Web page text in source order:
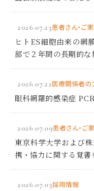
2026.07.23患者さん・ご
ヒトES細胞由来の網
部で２年間の長期的
2026.07.22医療関係者の
眼科網羅的感染症
2026.07.09患者さん・ご
東京科学大学および
携・協力に関する覚書
2026.07.03採用情報